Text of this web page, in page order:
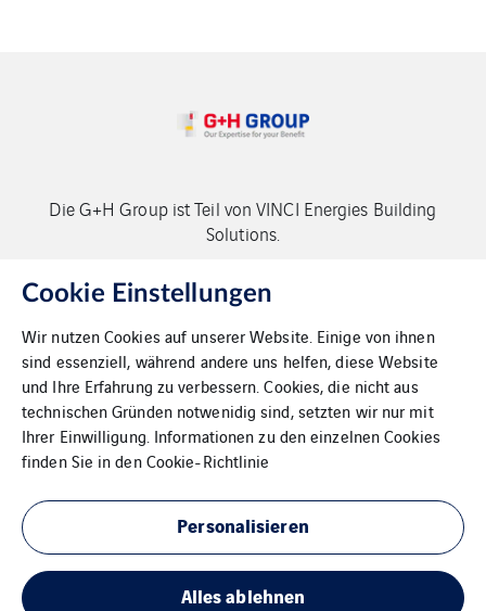
Die G+H Group ist Teil von VINCI Energies Building
Solutions.
Copyright G+H Group
Kontakt
Datenschutz
Impressum
Cookie Einstellungen
Wir nutzen Cookies auf unserer Website. Einige von ihnen
sind essenziell, während andere uns helfen, diese Website
und Ihre Erfahrung zu verbessern. Cookies, die nicht aus
technischen Gründen notwenidig sind, setzten wir nur mit
Ihrer Einwilligung. Informationen zu den einzelnen Cookies
finden Sie in denCookie-Richtlinie
Personalisieren
Alles ablehnen